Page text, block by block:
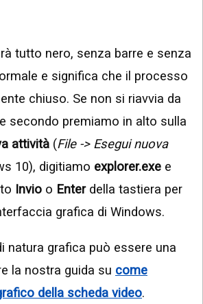
tutto nero, senza barre e senza
e significa che il processo
chiuso. Se non si riavvia da
secondo premiamo in alto sulla
attività (File -> Esegui nuova
10), digitiamo explorer.exe e
Invio o Enterdella tastiera per
grafica di Windows.
natura grafica può essere una
la nostra guida su come
della scheda video.